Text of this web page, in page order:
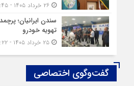
۲۶ خرداد ۱۴۰۵ - ۱۷:۴۵
سندن ایرانیان؛
تهویه خودرو
۲۵ خرداد ۱۴۰۵ - ۱۸:۲۲
گفت‌وگوی اختصاصی